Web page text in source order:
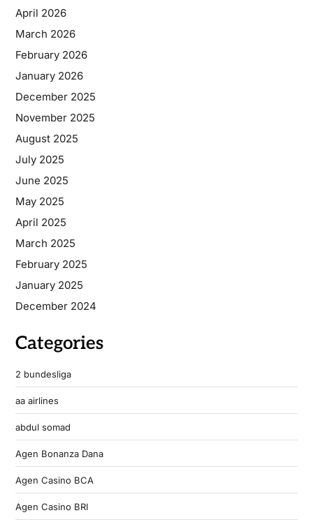
April 2026
March 2026
February 2026
January 2026
December 2025
November 2025
August 2025
July 2025
June 2025
May 2025
April 2025
March 2025
February 2025
January 2025
December 2024
Categories
2 bundesliga
aa airlines
abdul somad
Agen Bonanza Dana
Agen Casino BCA
Agen Casino BRI